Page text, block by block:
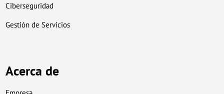
Ciberseguridad
Gestión de Servicios
Acerca de